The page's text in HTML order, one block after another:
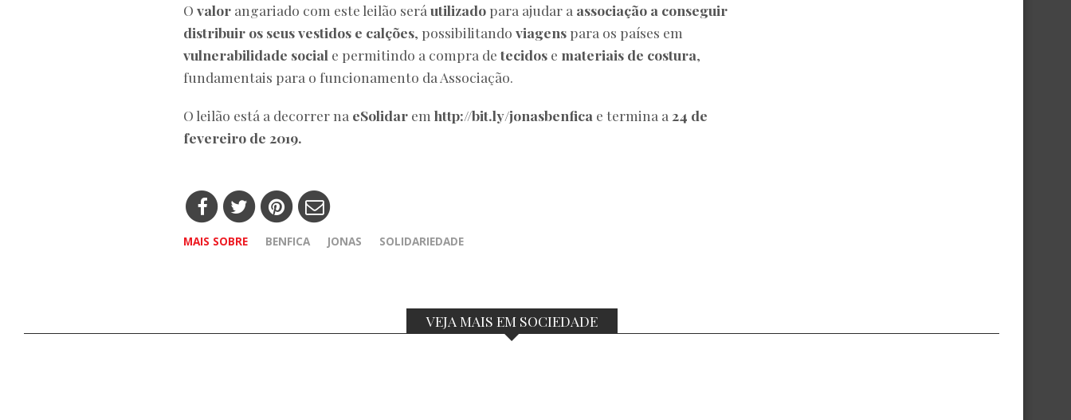
O valor angariado com este leilão será utilizado para ajudar a associação a conseguir
distribuir os seus vestidos e calções, possibilitando viagens para os países em
vulnerabilidade social e permitindo a compra detecidos e materiais de costura,
fundamentais para o funcionamento da Associação.
O leilão está a decorrer na eSolidar em http://bit.ly/jonasbenfica e termina a 24 de
fevereiro de 2019.
MAIS SOBRE BENFICA JONAS SOLIDARIEDADE
VEJA MAIS EM SOCIEDADE